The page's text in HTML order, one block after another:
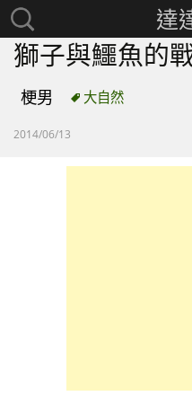
搜
尋：
達
獅子與鱷魚的
梗男 大自然
2014/06/13